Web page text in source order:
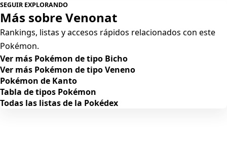
SEGUIR EXPLORANDO
Más sobre Venonat
Rankings, listas y accesos rápidos relacionados con este
Pokémon.
Ver más Pokémon de tipo Bicho
Ver más Pokémon de tipo Veneno
Pokémon de Kanto
Tabla de tipos Pokémon
Todas las listas de la Pokédex